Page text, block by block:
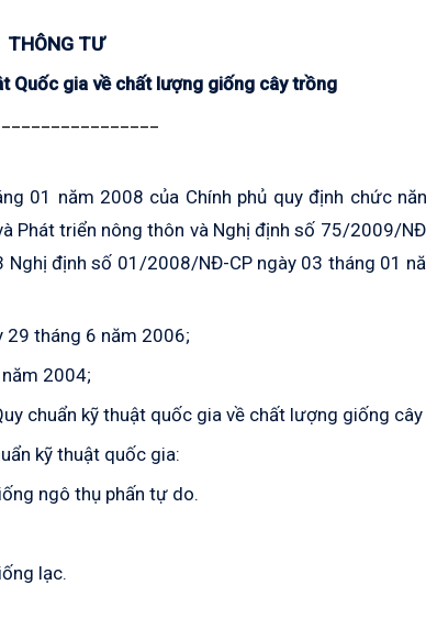
THÔNG TƯ
Quốc gia về chất lượng giống cây trồng
01 năm 2008 của Chính phủ quy định chức
Phát triển nông thôn và Nghị định số 75/2009/
định số 01/2008/NĐ-CP ngày 03 tháng 01
29 tháng 6 năm 2006;
2004;
chuẩn kỹ thuật quốc gia về chất lượng giống
kỹ thuật quốc gia:
ngô thụ phấn tự do.
lạc.